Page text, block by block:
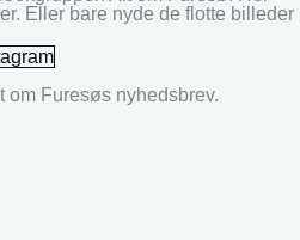
Eller bare nyde de flotte billeder
om Furesøs nyhedsbrev.